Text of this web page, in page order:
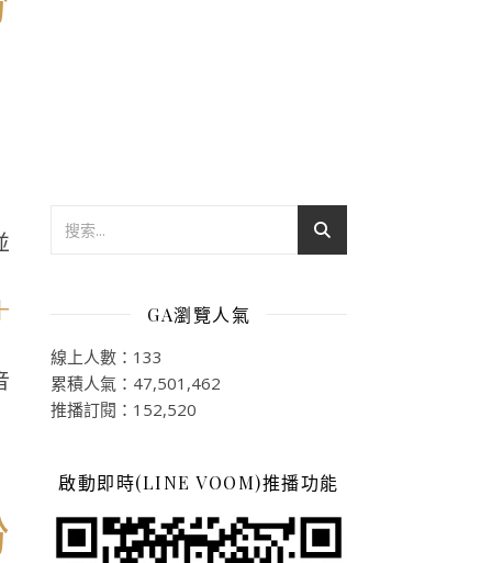
GA瀏覽人氣
線上人數：133
累積人氣：47,501,462
推播訂閱：152,520
啟動即時(LINE VOOM)推播功能